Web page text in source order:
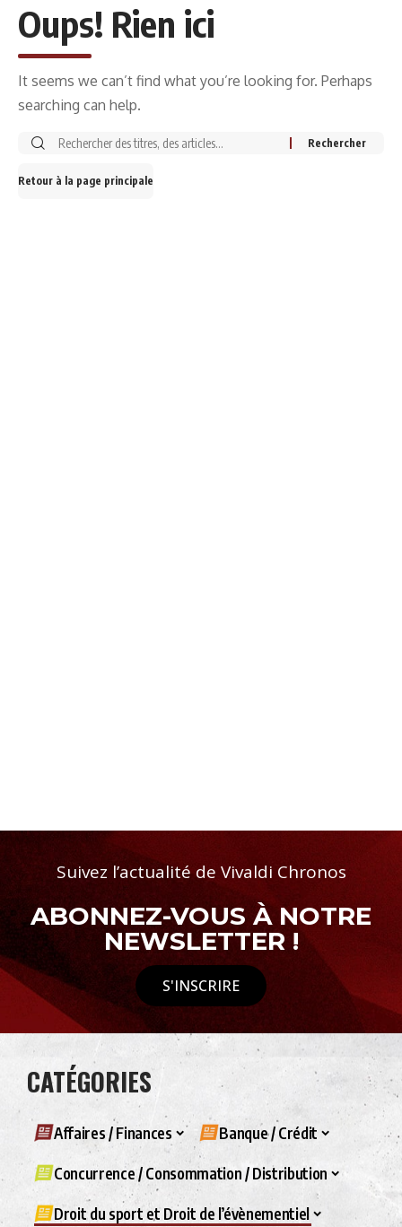
Oups! Rien ici
It seems we can’t find what you’re looking for. Perhaps
searching can help.
Retour à la page principale
Suivez l’actualité de Vivaldi Chronos
ABONNEZ-VOUS À NOTRE
NEWSLETTER !
S'INSCRIRE
CATÉGORIES
Affaires / Finances Banque / Crédit
Concurrence / Consommation / Distribution
Droit du sport et Droit de l’évènementiel